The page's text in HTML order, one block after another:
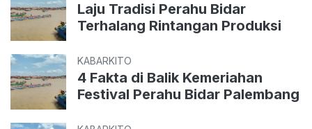
Laju Tradisi Perahu Bidar
Terhalang Rintangan Produksi
KABARKITO
4 Fakta di Balik Kemeriahan
Festival Perahu Bidar Palembang